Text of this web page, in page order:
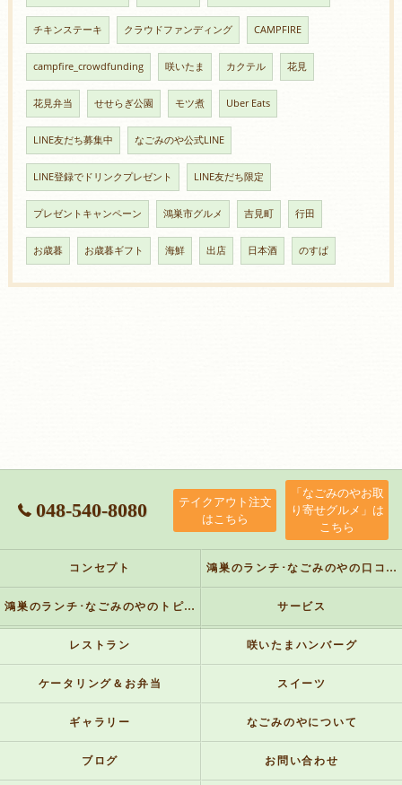
チキンステーキ クラウドファンディング CAMPFIRE
campfire_crowdfunding 咲いたま カクテル 花見
花見弁当 せせらぎ公園 モツ煮 Uber Eats
LINE友だち募集中 なごみのや公式LINE
LINE登録でドリンクプレゼント LINE友だち限定
プレゼントキャンペーン 鴻巣市グルメ 吉見町 行田
お歳暮 お歳暮ギフト 海鮮 出店 日本酒 のすぱ
048-540-8080
テイクアウト注文
はこちら
「なごみのやお取
り寄せグルメ」は
こちら
コンセプト 鴻巣のランチ･なごみのやの口コミ情報
鴻巣のランチ･なごみのやのトピックス サービス
レストラン 咲いたまハンバーグ
ケータリング＆お弁当 スイーツ
ギャラリー なごみのやについて
ブログ お問い合わせ